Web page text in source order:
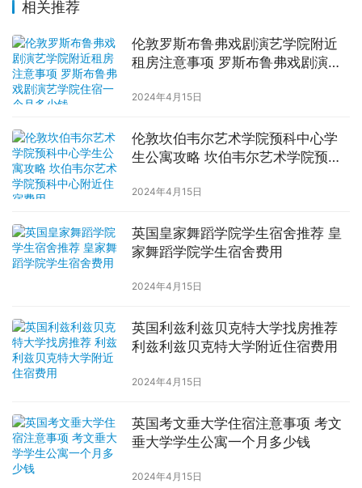
相关推荐
伦敦罗斯布鲁弗戏剧演艺学院附近
租房注意事项 罗斯布鲁弗戏剧演艺
2024年4月15日
伦敦坎伯韦尔艺术学院预科中心学
生公寓攻略 坎伯韦尔艺术学院预科
2024年4月15日
英国皇家舞蹈学院学生宿舍推荐 皇
家舞蹈学院学生宿舍费用
2024年4月15日
英国利兹利兹贝克特大学找房推荐
利兹利兹贝克特大学附近住宿费用
2024年4月15日
英国考文垂大学住宿注意事项 考文
垂大学学生公寓一个月多少钱
2024年4月15日